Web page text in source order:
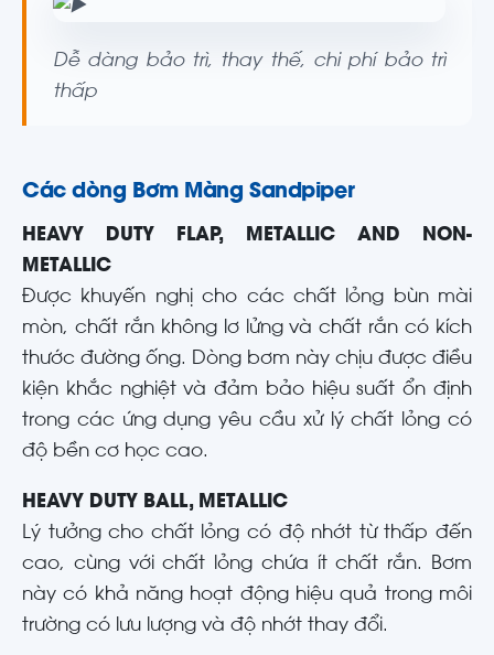
Dễ dàng bảo trì, thay thế, chi phí bảo trì
thấp
Các dòng Bơm Màng Sandpiper
HEAVY DUTY FLAP, METALLIC AND NON-
METALLIC
Được khuyến nghị cho các chất lỏng bùn mài
mòn, chất rắn không lơ lửng và chất rắn có kích
thước đường ống. Dòng bơm này chịu được điều
kiện khắc nghiệt và đảm bảo hiệu suất ổn định
trong các ứng dụng yêu cầu xử lý chất lỏng có
độ bền cơ học cao.
HEAVY DUTY BALL, METALLIC
Lý tưởng cho chất lỏng có độ nhớt từ thấp đến
cao, cùng với chất lỏng chứa ít chất rắn. Bơm
này có khả năng hoạt động hiệu quả trong môi
trường có lưu lượng và độ nhớt thay đổi.